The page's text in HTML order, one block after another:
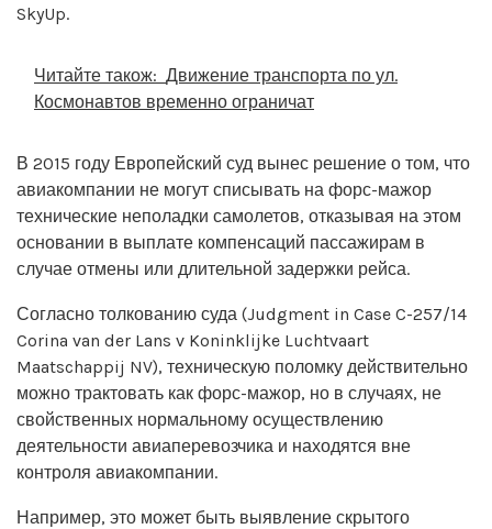
SkyUp.
Читайте також: Движение транспорта по ул.
Космонавтов временно ограничат
В 2015 году Европейский суд вынес решение о том, что
авиакомпании не могут списывать на форс-мажор
технические неполадки самолетов, отказывая на этом
основании в выплате компенсаций пассажирам в
случае отмены или длительной задержки рейса.
Согласно толкованию суда (Judgment in Case C-257/14
Corina van der Lans v Koninklijke Luchtvaart
Maatschappij NV), техническую поломку действительно
можно трактовать как форс-мажор, но в случаях, не
свойственных нормальному осуществлению
деятельности авиаперевозчика и находятся вне
контроля авиакомпании.
Например, это может быть выявление скрытого